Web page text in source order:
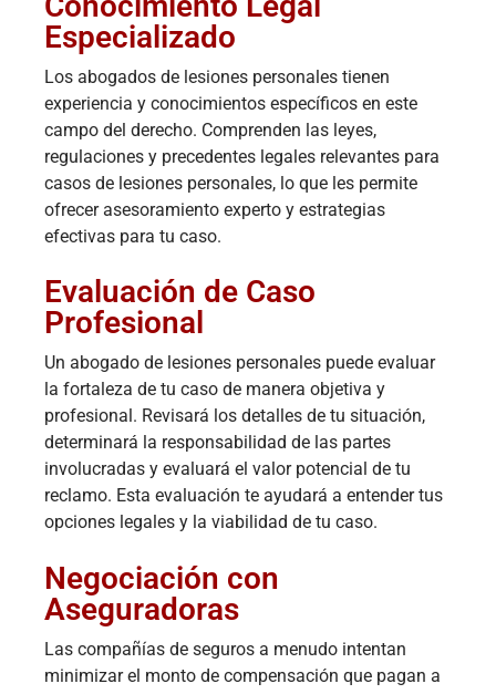
Especializado
Los abogados de lesiones personales tienen
experiencia y conocimientos específicos en este
campo del derecho. Comprenden las leyes,
regulaciones y precedentes legales relevantes para
casos de lesiones personales, lo que les permite
ofrecer asesoramiento experto y estrategias
efectivas para tu caso.
Evaluación de Caso
Profesional
Un abogado de lesiones personales puede evaluar
la fortaleza de tu caso de manera objetiva y
profesional. Revisará los detalles de tu situación,
determinará la responsabilidad de las partes
involucradas y evaluará el valor potencial de tu
reclamo. Esta evaluación te ayudará a entender tus
opciones legales y la viabilidad de tu caso.
Negociación con
Aseguradoras
Las compañías de seguros a menudo intentan
minimizar el monto de compensación que pagan a